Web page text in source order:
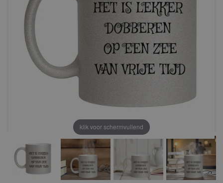
klik voor schermvullend